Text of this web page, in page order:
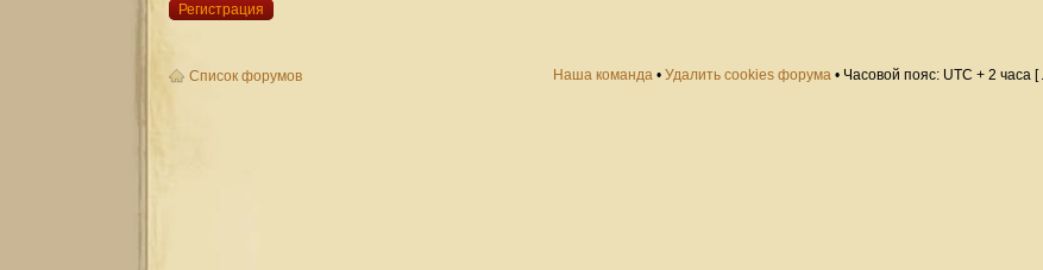
Регистрация
Список форумов Наша команда • Удалить cookies форума • Часовой пояс: UTC + 2 часа